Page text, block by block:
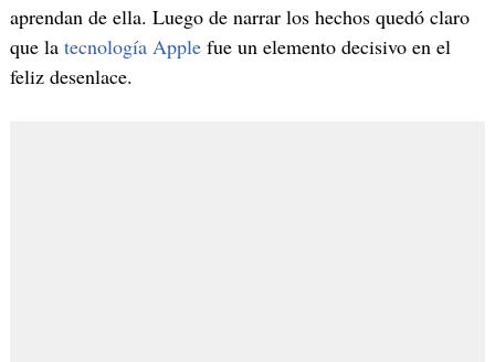
aprendan de ella. Luego de narrar los hechos quedó claro
que la tecnología Applefue un elemento decisivo en el
feliz desenlace.